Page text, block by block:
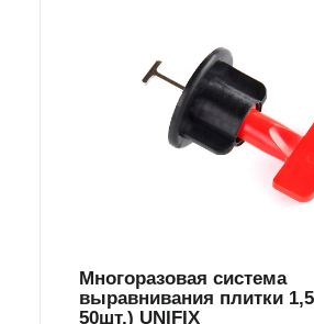
Многоразовая система
выравнивания плитки
50шт.) UNIFIX